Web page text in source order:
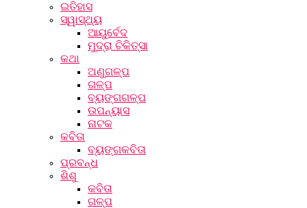
ଇତିହାସ
ସ୍ୱାସ୍ଥ୍ୟ
ଆୟୁର୍ବେଦ
ମୁଦ୍ରା ଚିକିତ୍ସା
କଥା
ଅଣୁଗଳ୍ପ
ଗଳ୍ପ
ବ୍ୟଙ୍ଗଗଳ୍ପ
ଉପନ୍ୟାସ
ନାଟକ
କବିତା
ବ୍ୟଙ୍ଗକବିତା
ପ୍ରବନ୍ଧ
ଶିଶୁ
କବିତା
ଗଳ୍ପ